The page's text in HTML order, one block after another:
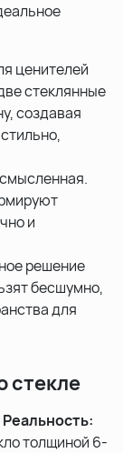
ценителей
стеклянные
создавая
и
решение
бесшумно,
для
стекле
Реальность:
толщиной 6-